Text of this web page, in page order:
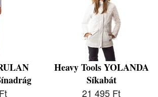
Heavy Tools YOLANDA
Síkabát
21 495 Ft